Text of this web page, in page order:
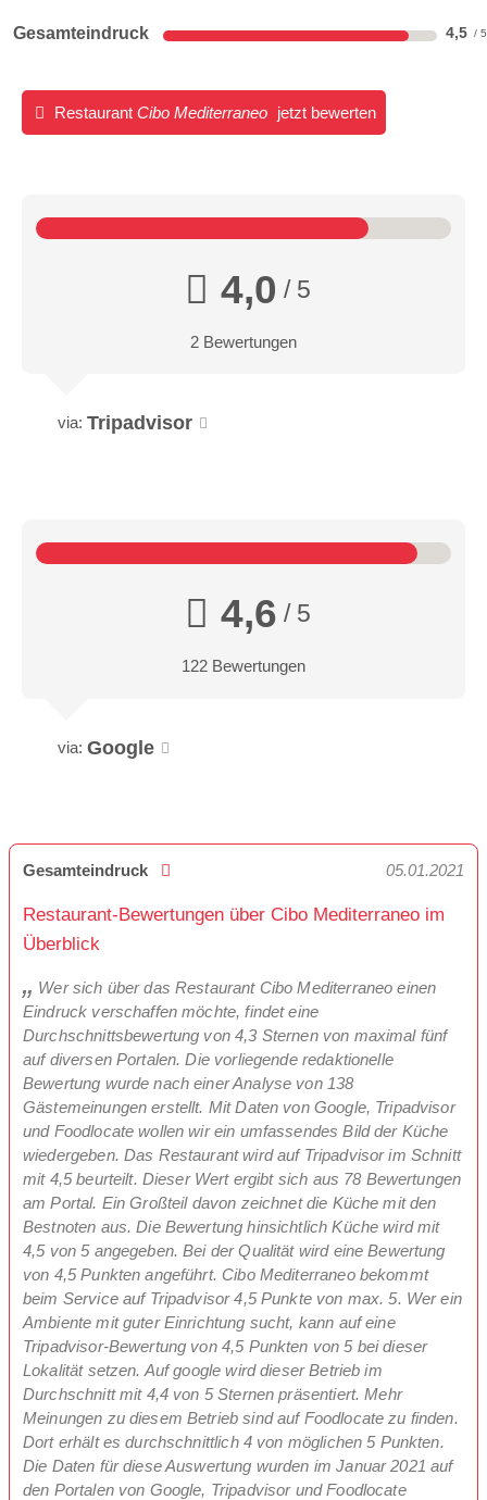
Gesamteindruck 4,5
Restaurant Cibo Mediterraneo jetzt bewerten
4,0 / 5
2 Bewertungen
via: Tripadvisor
4,6 / 5
122 Bewertungen
via: Google
Gesamteindruck 05.01.2021
Restaurant-Bewertungen über Cibo Mediterraneo im
Überblick
Wer sich über das Restaurant Cibo Mediterraneo einen
Eindruck verschaffen möchte, findet eine
Durchschnittsbewertung von 4,3 Sternen von maximal fünf
auf diversen Portalen. Die vorliegende redaktionelle
Bewertung wurde nach einer Analyse von 138
Gästemeinungen erstellt. Mit Daten von Google, Tripadvisor
und Foodlocate wollen wir ein umfassendes Bild der Küche
wiedergeben. Das Restaurant wird auf Tripadvisor im Schnitt
mit 4,5 beurteilt. Dieser Wert ergibt sich aus 78 Bewertungen
am Portal. Ein Großteil davon zeichnet die Küche mit den
Bestnoten aus. Die Bewertung hinsichtlich Küche wird mit
4,5 von 5 angegeben. Bei der Qualität wird eine Bewertung
von 4,5 Punkten angeführt. Cibo Mediterraneo bekommt
beim Service auf Tripadvisor 4,5 Punkte von max. 5. Wer ein
Ambiente mit guter Einrichtung sucht, kann auf eine
Tripadvisor-Bewertung von 4,5 Punkten von 5 bei dieser
Lokalität setzen. Auf google wird dieser Betrieb im
Durchschnitt mit 4,4 von 5 Sternen präsentiert. Mehr
Meinungen zu diesem Betrieb sind auf Foodlocate zu finden.
Dort erhält es durchschnittlich 4 von möglichen 5 Punkten.
Die Daten für diese Auswertung wurden im Januar 2021 auf
den Portalen von Google, Tripadvisor und Foodlocate